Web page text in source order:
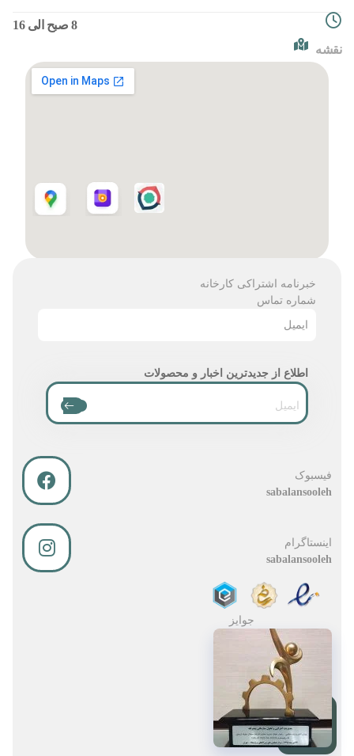
8 صبح الی 16
نقشه
خبرنامه اشتراکی کارخانه
شماره تماس
ایمیل
اطلاع از جدیدترین اخبار و محصولات
فیسبوک
sabalansooleh
اینستاگرام
sabalansooleh
جوایز